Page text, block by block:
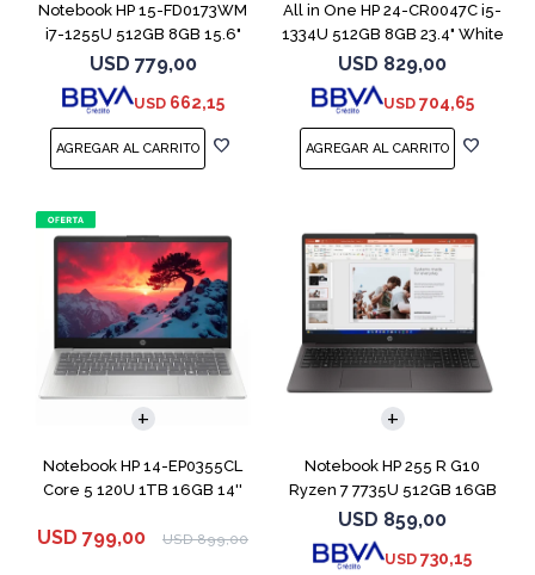
Notebook HP 15-FD0173WM
i7-1255U 512GB 8GB 15.6"
Win 11
USD 779,00
USD 662,15
All in One HP 24-CR0047C i5-
1334U 512GB 8GB 23.4" White
USD 829,00
USD 704,65
Notebook HP 14-EP0355CL
Core 5 120U 1TB 16GB 14''
USD 799,00 USD 899,00
Notebook HP 255 R G10
Ryzen 7 7735U 512GB 16GB
15.6" Win 11
USD 859,00
USD 730,15